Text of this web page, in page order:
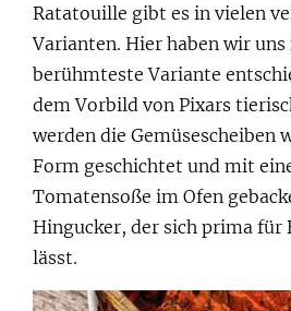
Ratatouille gibt es in vielen
Varianten. Hier haben wir
berühmteste Variante
dem Vorbild von Pixars
werden die Gemüsescheiben
Form geschichtet und mit
Tomatensoße im Ofen
Hingucker, der sich prima für
lässt.